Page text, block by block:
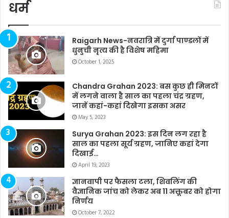
धर्म
Raigarh News-नवरात्रि में दुर्गा पाण्डलों में
धुनुची नृत्य की है विशेष महिमा
October 1, 2025
Chandra Grahan 2023: बस कुछ ही मिनटों
में लगने वाला है साल का पहला चंद्र ग्रहण,
जानें कहां-कहां दिखेगा इसका असर
May 5, 2023
Surya Grahan 2023: इस दिन लग रहा है
साल का पहला सूर्य ग्रहण, जानिए कहां देगा
दिखाई…
April 19, 2023
ज्ञानवापी पर फैसला टला, शिवलिंग की
वैज्ञानिक जांच को लेकर अब 11 अक्तूबर को होगा
निर्णय
October 7, 2022